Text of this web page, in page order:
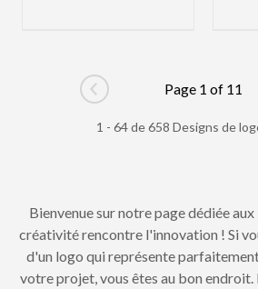
Go to previous page
Page 1 of 11
1 - 64 de 658 Designs de
Bienvenue sur notre page dédiée aux
créativité rencontre l'innovation ! Si
d'un logo qui représente
votre projet, vous êtes au bon endroit.